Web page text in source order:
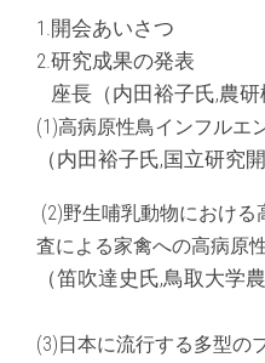
1.開会あいさつ
2.研究成果の発表
座長（内田裕子氏,農研
(1)高病原性鳥インフルエ
（内田裕子氏,国立研究
(2)野生哺乳動物におけ
査による家禽への高病原
（笛吹達史氏,鳥取大学
(3)日本に流行する多型の